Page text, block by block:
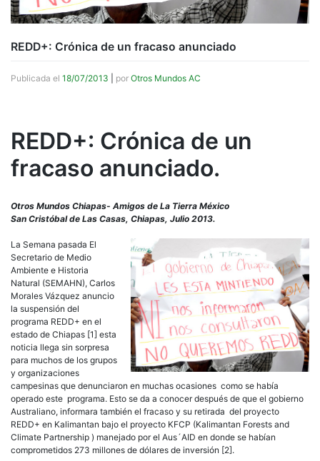
REDD+: Crónica de un fracaso anunciado
Publicada el 18/07/2013 por Otros Mundos AC
REDD+: Crónica de un
fracaso anunciado.
Otros Mundos Chiapas- Amigos de La Tierra México
San Cristóbal de Las Casas, Chiapas, Julio 2013.
La Semana pasada El
Secretario de Medio
Ambiente e Historia
Natural (SEMAHN), Carlos
Morales Vázquez anuncio
la suspensión del
programa REDD+ en el
estado de Chiapas [1] esta
noticia llega sin sorpresa
para muchos de los grupos
y organizaciones
campesinas que denunciaron en muchas ocasiones como se había
operado este programa. Esto se da a conocer después de que el gobierno
Australiano, informara también el fracaso y su retirada del proyecto
REDD+ en Kalimantan bajo el proyecto KFCP (Kalimantan Forests and
Climate Partnership ) manejado por el Aus´AID en donde se habían
comprometidos 273 millones de dólares de inversión [2].